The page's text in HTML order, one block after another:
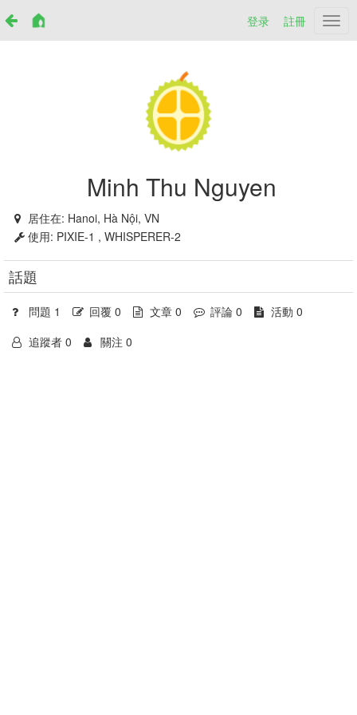
登录 註冊
Minh Thu Nguyen
居住在: Hanoi, Hà Nội, VN
使用: PIXIE-1 , WHISPERER-2
話題
問題 1 回覆 0 文章 0 評論 0
活動 0
追蹤者 0
關注 0